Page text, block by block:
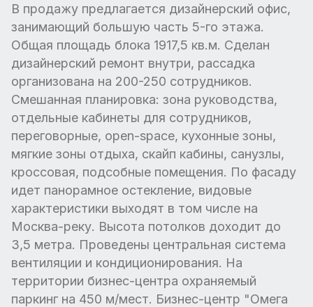
В продажу предлагается дизайнерский офис,
занимающий большую часть 5-го этажа.
Общая площадь блока 1917,5 кв.м. Сделан
дизайнерский ремонт внутри, рассадка
организована на 200-250 сотрудников.
Смешанная планировка: зона руководства,
отдельные кабинеты для сотрудников,
переговорные, open-space, кухонные зоны,
мягкие зоны отдыха, скайп кабины, санузлы,
кроссовая, подсобные помещения. По фасаду
идет панорамное остекление, видовые
характеристики выходят в том числе на
Москва-реку. Высота потолков доходит до
3,5 метра. Проведены центральная система
вентиляции и кондиционирования. На
территории бизнес-центра охраняемый
паркинг на 450 м/мест. Бизнес-центр "Омега